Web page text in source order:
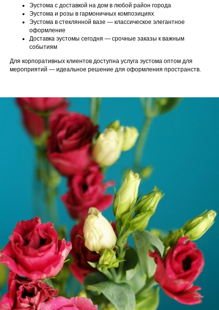
Эустома с доставкой на дом в любой район города
Эустома и розы в гармоничных композициях
Эустома в стеклянной вазе — классическое элегантное
оформление
Доставка эустомы сегодня — срочные заказы к важным
событиям
Для корпоративных клиентов доступна услуга эустома оптом для
мероприятий — идеальное решение для оформления пространств.